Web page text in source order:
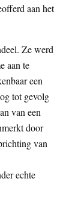
aan het
Ze werd
aan te
een
tot gevolg
van een
door
van
echte